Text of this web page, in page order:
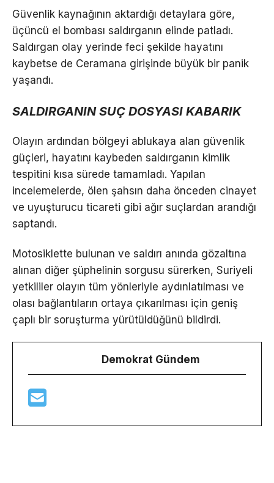
Güvenlik kaynağının aktardığı detaylara göre,
üçüncü el bombası saldırganın elinde patladı.
Saldırgan olay yerinde feci şekilde hayatını
kaybetse de Ceramana girişinde büyük bir panik
yaşandı.
SALDIRGANIN SUÇ DOSYASI KABARIK
Olayın ardından bölgeyi ablukaya alan güvenlik
güçleri, hayatını kaybeden saldırganın kimlik
tespitini kısa sürede tamamladı. Yapılan
incelemelerde, ölen şahsın daha önceden cinayet
ve uyuşturucu ticareti gibi ağır suçlardan arandığı
saptandı.
Motosiklette bulunan ve saldırı anında gözaltına
alınan diğer şüphelinin sorgusu sürerken, Suriyeli
yetkililer olayın tüm yönleriyle aydınlatılması ve
olası bağlantıların ortaya çıkarılması için geniş
çaplı bir soruşturma yürütüldüğünü bildirdi.
Demokrat Gündem